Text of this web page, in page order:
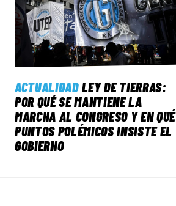
ACTUALIDAD LEY DE TIERRAS:
POR QUÉ SE MANTIENE LA
MARCHA AL CONGRESO Y EN QUÉ
PUNTOS POLÉMICOS INSISTE EL
GOBIERNO